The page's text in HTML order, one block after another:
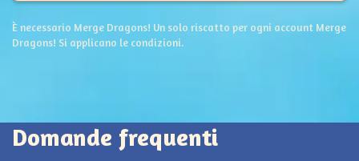
È necessario Merge Dragons! Un solo riscatto per ogni account Merge
Dragons! Si applicano le condizioni.
Domande frequenti